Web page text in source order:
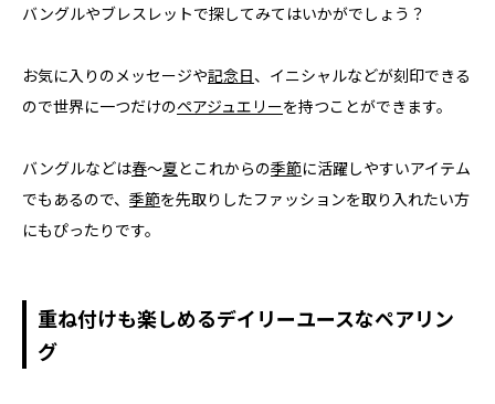
バングルやブレスレットで探してみてはいかがでしょう？
お気に入りのメッセージや記念日、イニシャルなどが刻印できる
ので世界に一つだけのペアジュエリーを持つことができます。
バングルなどは春～夏とこれからの季節に活躍しやすいアイテム
でもあるので、 季節を先取りしたファッションを取り入れたい方
にもぴったりです。
重ね付けも楽しめるデイリーユースなペアリン
グ